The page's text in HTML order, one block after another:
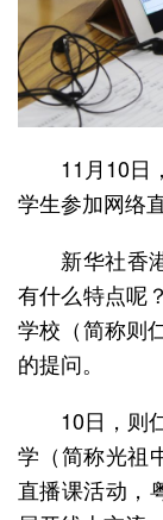
11月10日
学生参加网络
新华社香
有什么特点呢
学校（简称则
的提问。
10日，则
学（简称光祖
直播课活动，